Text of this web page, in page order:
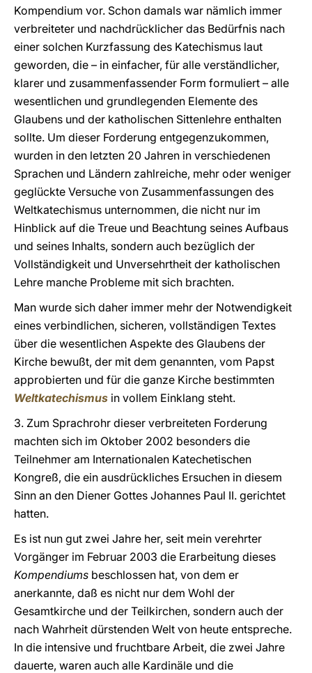
Kompendium vor. Schon damals war nämlich immer
verbreiteter und nachdrücklicher das Bedürfnis nach
einer solchen Kurzfassung des Katechismus laut
geworden, die – in einfacher, für alle verständlicher,
klarer und zusammenfassender Form formuliert – alle
wesentlichen und grundlegenden Elemente des
Glaubens und der katholischen Sittenlehre enthalten
sollte. Um dieser Forderung entgegenzukommen,
wurden in den letzten 20 Jahren in verschiedenen
Sprachen und Ländern zahlreiche, mehr oder weniger
geglückte Versuche von Zusammenfassungen des
Weltkatechismus unternommen, die nicht nur im
Hinblick auf die Treue und Beachtung seines Aufbaus
und seines Inhalts, sondern auch bezüglich der
Vollständigkeit und Unversehrtheit der katholischen
Lehre manche Probleme mit sich brachten.
Man wurde sich daher immer mehr der Notwendigkeit
eines verbindlichen, sicheren, vollständigen Textes
über die wesentlichen Aspekte des Glaubens der
Kirche bewußt, der mit dem genannten, vom Papst
approbierten und für die ganze Kirche bestimmten
Weltkatechismus in vollem Einklang steht.
3. Zum Sprachrohr dieser verbreiteten Forderung
machten sich im Oktober 2002 besonders die
Teilnehmer am Internationalen Katechetischen
Kongreß, die ein ausdrückliches Ersuchen in diesem
Sinn an den Diener Gottes Johannes Paul II. gerichtet
hatten.
Es ist nun gut zwei Jahre her, seit mein verehrter
Vorgänger im Februar 2003 die Erarbeitung dieses
Kompendiums beschlossen hat, von dem er
anerkannte, daß es nicht nur dem Wohl der
Gesamtkirche und der Teilkirchen, sondern auch der
nach Wahrheit dürstenden Welt von heute entspreche.
In die intensive und fruchtbare Arbeit, die zwei Jahre
dauerte, waren auch alle Kardinäle und die